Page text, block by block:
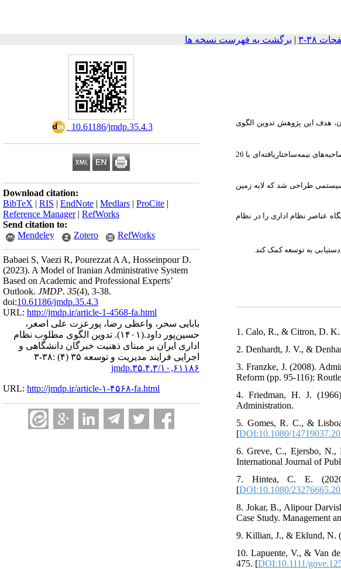
| برگشت به فهرست نسخه ها
‎ 10.61186/jmdp.35.4.3
Download citation:
BibTeX | RIS | EndNote | Medlars | ProCite |
Reference Manager| RefWorks
Send citation to:
Mendeley
Zotero RefWorks
Babaei S, Vaezi R, Pourezzat A A, Hosseinpour D.
(2023). A Model of Iranian Administrative System
Based on Academic and Professional Experts’
Outlook. JMDP. 35(4), 3-38.
doi:10.61186/jmdp.35.4.3
URL: http://jmdp.ir/article-1-4568-fa.html
بابایی سحر، واعظی رضا، پورعزت علی اصغر،
حسین‌پور داود.(۱۴۰۱).
تدوین الگوی مطلوب نظام
اداری ایران بر مبنای ذهنیت خبرگان دانشگاهی و
اجرایی فرایند مدیریت و توسعه ۳۵ (۴) :۳۸-۳
۱۰,۶۱۱۸۶/jmdp.۳۵.۴.۳
URL: http://jmdp.ir/article-۱-۴۵۶۸-fa.html
‌هدف این پژوهش تدوین الگوی
در این پژوهش از روش تحلیل محتوای کیفی جهت‌دار بهره گرفته شده است که به منظور گردآوری داده‌ها مصاحبه‌های نیمه‌ساختاریافته‌ای با 26
طراحی شد که لایه زمین
عناصر نظام اداری را در نظام
به توسعه کمک کند.
1. Calo, R., & Citron, D. K.
2. Denhardt, J. V., &
3. Franzke, J. (2008).
Reform (pp. 95-116):
4. Friedman, H. J.
Administration.
5. Gomes, R. C., &
[DOI:10.1080/
6. Greve, C., Ejersbo, N.,
International Journal of
7. Hintea, C. E.
[DOI:10.1080/
8. Jokar, B., Alipour
Case Study. Management
9. Killian, J., & Eklund, N.
10. Lapuente, V., & Van
475. [DOI:10.1111/